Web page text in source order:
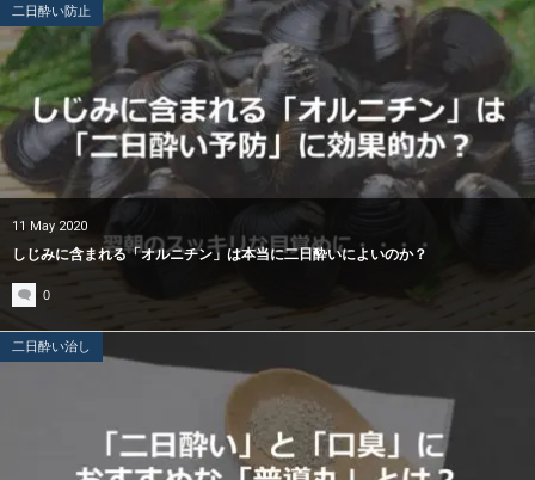
二日酔い防止
11 May 2020
しじみに含まれる「オルニチン」は本当に二日酔いによいのか？
0
二日酔い治し